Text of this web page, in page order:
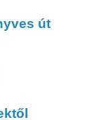
út